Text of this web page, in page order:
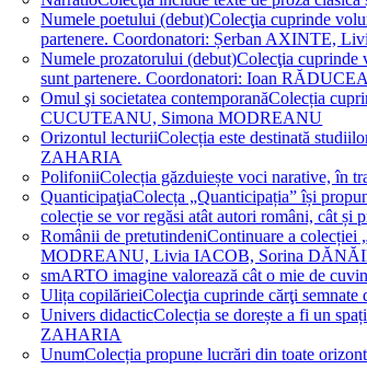
Numele poetului (debut)Colecţia cuprinde
partenere. Coordonatori: Șerban AXINTE,
Numele prozatorului (debut)Colecţia cuprinde
sunt partenere. Coordonatori: Ioan
Omul şi societatea contemporanăColecția
CUCUTEANU, Simona MODREANU
Orizontul lecturiiColecția este destinată
ZAHARIA
PolifoniiColecția găzduiește voci narative, în
QuanticipaţiaColecța „Quanticipația” își
colecție se vor regăsi atât autori români, cât
Românii de pretutindeniContinuare a colecției
MODREANU, Livia IACOB, Sorina
smARTO imagine valorează cât o mie de
Ulița copilărieiColecţia cuprinde cărţi
Univers didacticColecția se dorește a fi un
ZAHARIA
UnumColecția propune lucrări din toate